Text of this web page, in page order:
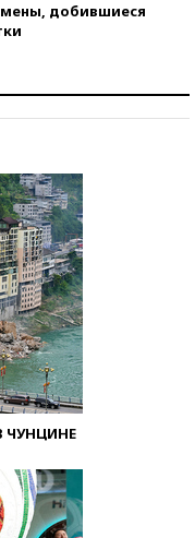
добившиеся